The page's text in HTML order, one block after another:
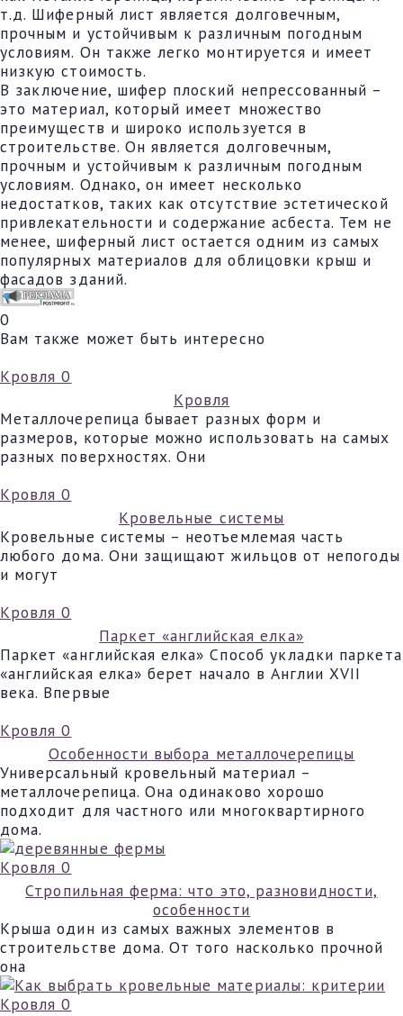
т.д. Шиферный лист является долговечным,
прочным и устойчивым к различным погодным
условиям. Он также легко монтируется и имеет
низкую стоимость.
В заключение, шифер плоский непрессованный –
это материал, который имеет множество
преимуществ и широко используется в
строительстве. Он является долговечным,
прочным и устойчивым к различным погодным
условиям. Однако, он имеет несколько
недостатков, таких как отсутствие эстетической
привлекательности и содержание асбеста. Тем не
менее, шиферный лист остается одним из самых
популярных материалов для облицовки крыш и
фасадов зданий.
0
Вам также может быть интересно
Кровля 0
Кровля
Металлочерепица бывает разных форм и
размеров, которые можно использовать на самых
разных поверхностях. Они
Кровля 0
Кровельные системы
Кровельные системы – неотъемлемая часть
любого дома. Они защищают жильцов от непогоды
и могут
Кровля 0
Паркет «английская елка»
Паркет «английская елка» Способ укладки паркета
«английская елка» берет начало в Англии XVII
века. Впервые
Кровля 0
Особенности выбора металлочерепицы
Универсальный кровельный материал –
металлочерепица. Она одинаково хорошо
подходит для частного или многоквартирного
дома.
Кровля 0
Стропильная ферма: что это, разновидности,
особенности
Крыша один из самых важных элементов в
строительстве дома. От того насколько прочной
она
Кровля 0